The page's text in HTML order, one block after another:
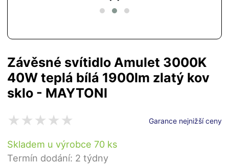
Závěsné svítidlo Amulet 3000K
40W teplá bílá 1900lm zlatý kov
sklo - MAYTONI
Garance nejnižší ceny
Skladem u výrobce 70 ks
Termín dodání: 2 týdny